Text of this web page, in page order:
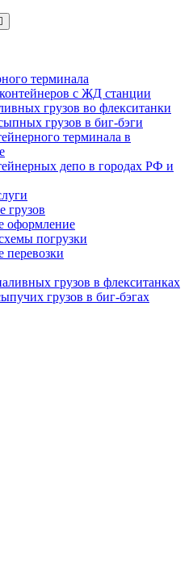
терминала
с ЖД станции
грузов во флекситанки
грузов в биг-бэги
терминала в
депо в городах РФ и
грузов
оформление
погрузки
перевозки
грузов в флекситанках
грузов в биг-бэгах